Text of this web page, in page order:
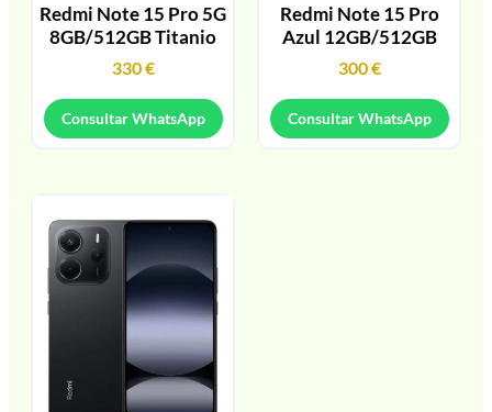
Redmi Note 15 Pro 5G
8GB/512GB Titanio
330€
Consultar WhatsApp
Redmi Note 15 Pro
Azul 12GB/512GB
300€
Consultar WhatsApp